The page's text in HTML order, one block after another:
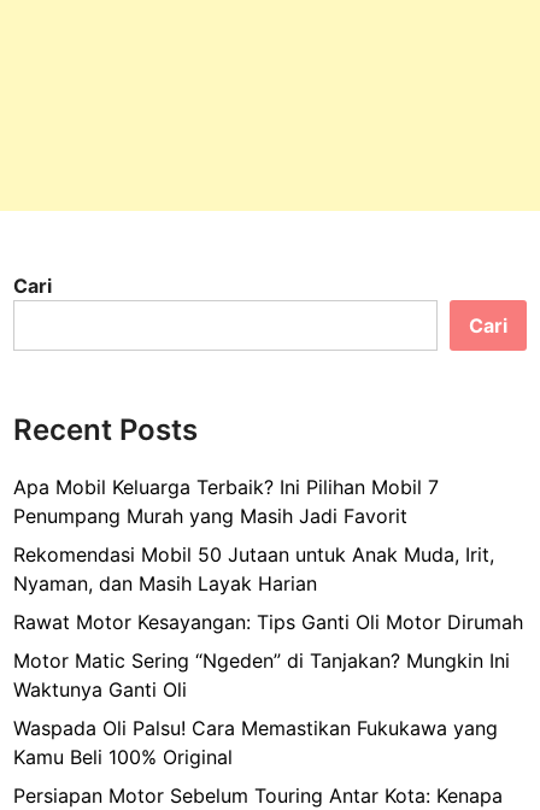
Cari
Cari
Recent Posts
Apa Mobil Keluarga Terbaik? Ini Pilihan Mobil 7
Penumpang Murah yang Masih Jadi Favorit
Rekomendasi Mobil 50 Jutaan untuk Anak Muda, Irit,
Nyaman, dan Masih Layak Harian
Rawat Motor Kesayangan: Tips Ganti Oli Motor Dirumah
Motor Matic Sering “Ngeden” di Tanjakan? Mungkin Ini
Waktunya Ganti Oli
Waspada Oli Palsu! Cara Memastikan Fukukawa yang
Kamu Beli 100% Original
Persiapan Motor Sebelum Touring Antar Kota: Kenapa